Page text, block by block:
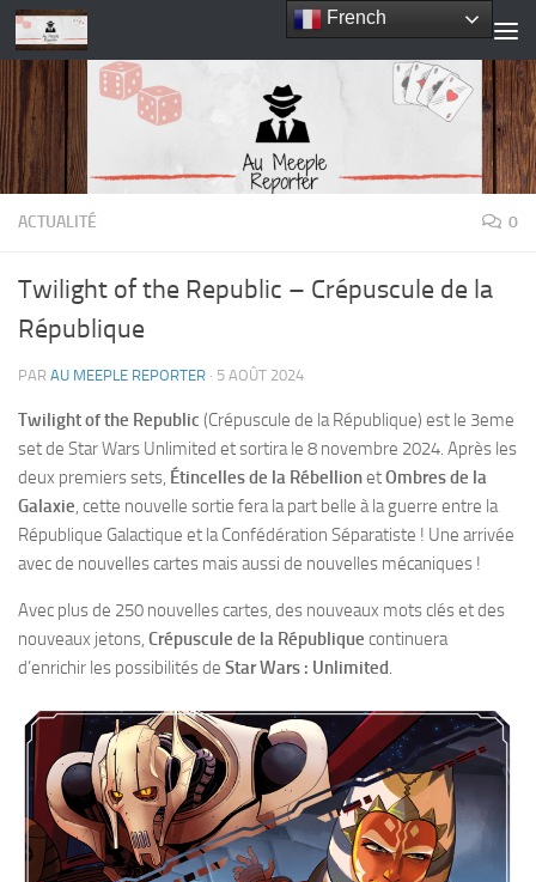
Skip to content
ACTUALITÉ 0
Twilight of the Republic – Crépuscule de la
République
PAR AU MEEPLE REPORTER · 5 AOÛT 2024
Twilight of the Republic (Crépuscule de la République) est le 3eme
set de Star Wars Unlimited et sortira le 8 novembre 2024. Après les
deux premiers sets, Étincelles de la RébellionetOmbres de la
Galaxie, cette nouvelle sortie fera la part belle à la guerre entre la
République Galactique et la Confédération Séparatiste ! Une arrivée
avec de nouvelles cartes mais aussi de nouvelles mécaniques !
Avec plus de 250 nouvelles cartes, des nouveaux mots clés et des
nouveaux jetons, Crépuscule de la République continuera
d’enrichir les possibilités de Star Wars : Unlimited.
French